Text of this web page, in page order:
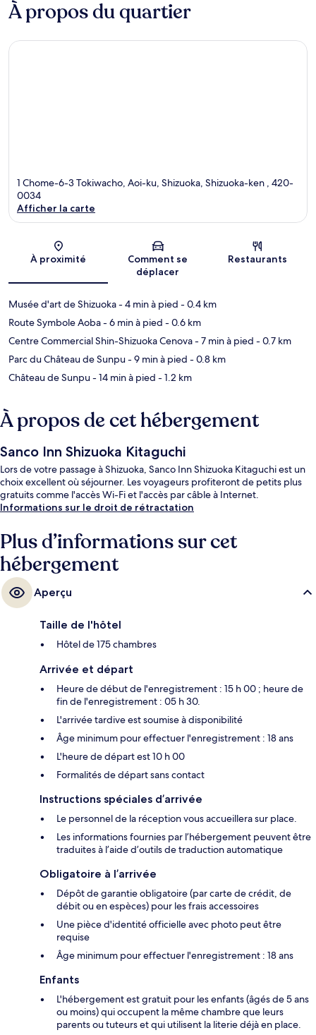
À propos du quartier
1 Chome-6-3 Tokiwacho, Aoi-ku, Shizuoka, Shizuoka-ken , 420-
0034
Afficher la carte
À proximité
Comment se
déplacer
Restaurants
Musée d'art de Shizuoka- 4 min à pied - 0.4 km
Route Symbole Aoba- 6 min à pied - 0.6 km
Centre Commercial Shin-Shizuoka Cenova- 7 min à pied - 0.7 km
Parc du Château de Sunpu- 9 min à pied - 0.8 km
Château de Sunpu- 14 min à pied - 1.2 km
À propos de cet hébergement
Sanco Inn Shizuoka Kitaguchi
Lors de votre passage à Shizuoka, Sanco Inn Shizuoka Kitaguchi est un
choix excellent où séjourner. Les voyageurs profiteront de petits plus
gratuits comme l'accès Wi-Fi et l'accès par câble à Internet.
Informations sur le droit de rétractation
Plus d’informations sur cet
hébergement
Aperçu
Taille de l'hôtel
Hôtel de 175 chambres
Arrivée et départ
Heure de début de l'enregistrement : 15 h 00 ; heure de
fin de l'enregistrement : 05 h 30.
L'arrivée tardive est soumise à disponibilité
Âge minimum pour effectuer l'enregistrement : 18 ans
L'heure de départ est 10 h 00
Formalités de départ sans contact
Instructions spéciales d’arrivée
Le personnel de la réception vous accueillera sur place.
Les informations fournies par l’hébergement peuvent être
traduites à l’aide d’outils de traduction automatique
Obligatoire à l’arrivée
Dépôt de garantie obligatoire (par carte de crédit, de
débit ou en espèces) pour les frais accessoires
Une pièce d'identité officielle avec photo peut être
requise
Âge minimum pour effectuer l'enregistrement : 18 ans
Enfants
L'hébergement est gratuit pour les enfants (âgés de 5 ans
ou moins) qui occupent la même chambre que leurs
parents ou tuteurs et qui utilisent la literie déjà en place.